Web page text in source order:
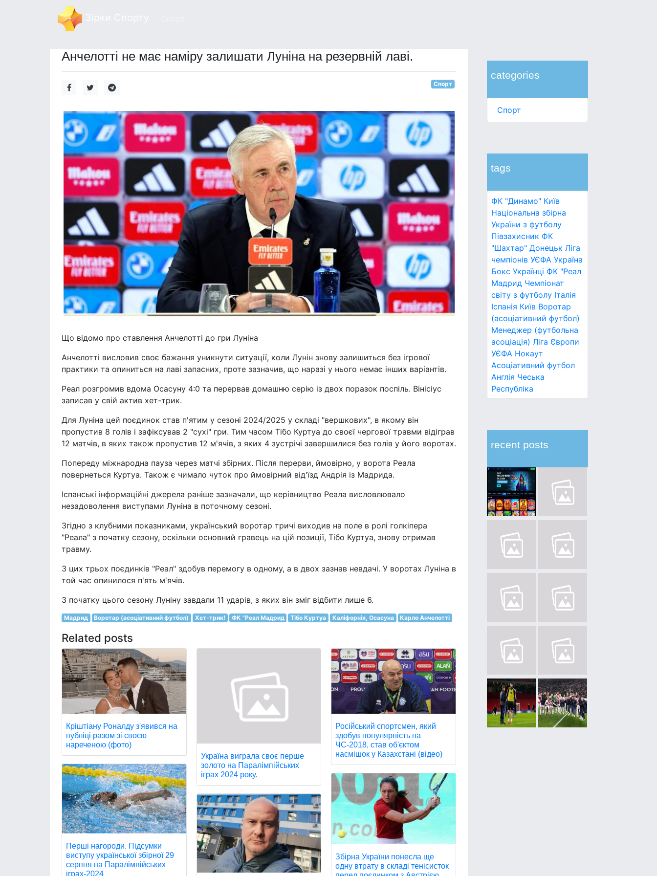
categories
Спорт
tags
ФК "Динамо" Київ
Національна збірна
України з футболу
Півзахисник ФК
"Шахтар" Донецьк Ліга
чемпіонів УЄФА Україна
Бокс Українці ФК "Реал
Мадрид Чемпіонат
світу з футболу Італія
Іспанія Київ Воротар
(асоціативний футбол)
Менеджер (футбольна
асоціація) Ліга Європи
УЄФА Нокаут
Асоціативний футбол
Англія Чеська
Республіка
recent posts
Анчелотті не має наміру залишати Луніна на резервній лаві.
Спорт
Що відомо про ставлення Анчелотті до гри Луніна
Анчелотті висловив своє бажання уникнути ситуації, коли Лунін знову залишиться без ігрової
практики та опиниться на лаві запасних, проте зазначив, що наразі у нього немає інших варіантів.
Реал розгромив вдома Осасуну 4:0 та перервав домашню серію із двох поразок поспіль. Вінісіус
записав у свій актив хет-трик.
Для Луніна цей поєдинок став п'ятим у сезоні 2024/2025 у складі "вершкових", в якому він
пропустив 8 голів і зафіксував 2 "сухі" гри. Тим часом Тібо Куртуа до своєї чергової травми відіграв
12 матчів, в яких також пропустив 12 м'ячів, з яких 4 зустрічі завершилися без голів у його воротах.
Попереду міжнародна пауза через матчі збірних. Після перерви, ймовірно, у ворота Реала
повернеться Куртуа. Також є чимало чуток про ймовірний від'їзд Андрія із Мадрида.
Іспанські інформаційні джерела раніше зазначали, що керівництво Реала висловлювало
незадоволення виступами Луніна в поточному сезоні.
Згідно з клубними показниками, український воротар тричі виходив на поле в ролі голкіпера
"Реала" з початку сезону, оскільки основний гравець на цій позиції, Тібо Куртуа, знову отримав
травму.
З цих трьох поєдинків "Реал" здобув перемогу в одному, а в двох зазнав невдачі. У воротах Луніна в
той час опинилося п'ять м'ячів.
З початку цього сезону Луніну завдали 11 ударів, з яких він зміг відбити лише 6.
Мадрид Воротар (асоціативний футбол) Хет-трик! ФК "Реал Мадрид Тібо Куртуа Каліфорнія, Осасуна Карло Анчелотті
Related posts
Кріштіану Роналду з'явився на
публіці разом зі своєю
нареченою (фото)
Перші нагороди. Підсумки
виступу української збірної 29
серпня на Паралімпійських
іграх-2024
Україна виграла своє перше
золото на Паралімпійських
іграх 2024 року.
Російський спортсмен, який
здобув популярність на
ЧС-2018, став об'єктом
насмішок у Казахстані (відео)
Збірна України понесла ще
одну втрату в складі тенісисток